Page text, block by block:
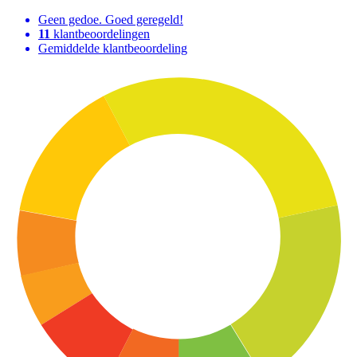
Geen gedoe. Goed geregeld!
11 klantbeoordelingen
Gemiddelde klantbeoordeling